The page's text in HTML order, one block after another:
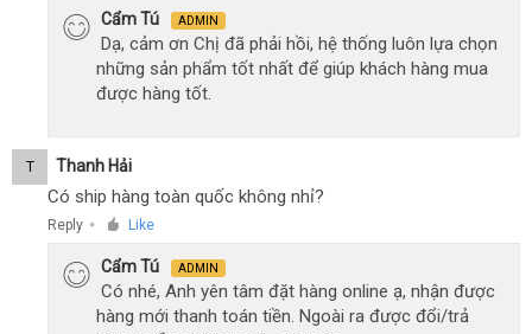
Cẩm Tú ADMIN
Dạ, cảm ơn Chị đã phải hồi, hệ thống luôn lựa chọn
những sản phẩm tốt nhất để giúp khách hàng mua
được hàng tốt.
T Thanh Hải
Có ship hàng toàn quốc không nhỉ?
Reply ● Like
Cẩm Tú ADMIN
Có nhé, Anh yên tâm đặt hàng online ạ, nhận được
hàng mới thanh toán tiền. Ngoài ra được đổi/trả